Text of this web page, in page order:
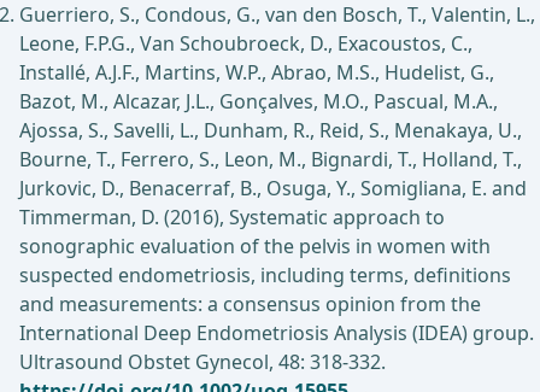
Guerriero, S., Condous, G., van den Bosch, T., Valentin, L.,
Leone, F.P.G., Van Schoubroeck, D., Exacoustos, C.,
Installé, A.J.F., Martins, W.P., Abrao, M.S., Hudelist, G.,
Bazot, M., Alcazar, J.L., Gonçalves, M.O., Pascual, M.A.,
Ajossa, S., Savelli, L., Dunham, R., Reid, S., Menakaya, U.,
Bourne, T., Ferrero, S., Leon, M., Bignardi, T., Holland, T.,
Jurkovic, D., Benacerraf, B., Osuga, Y., Somigliana, E. and
Timmerman, D. (2016), Systematic approach to
sonographic evaluation of the pelvis in women with
suspected endometriosis, including terms, definitions
and measurements: a consensus opinion from the
International Deep Endometriosis Analysis (IDEA) group.
Ultrasound Obstet Gynecol, 48: 318-332.